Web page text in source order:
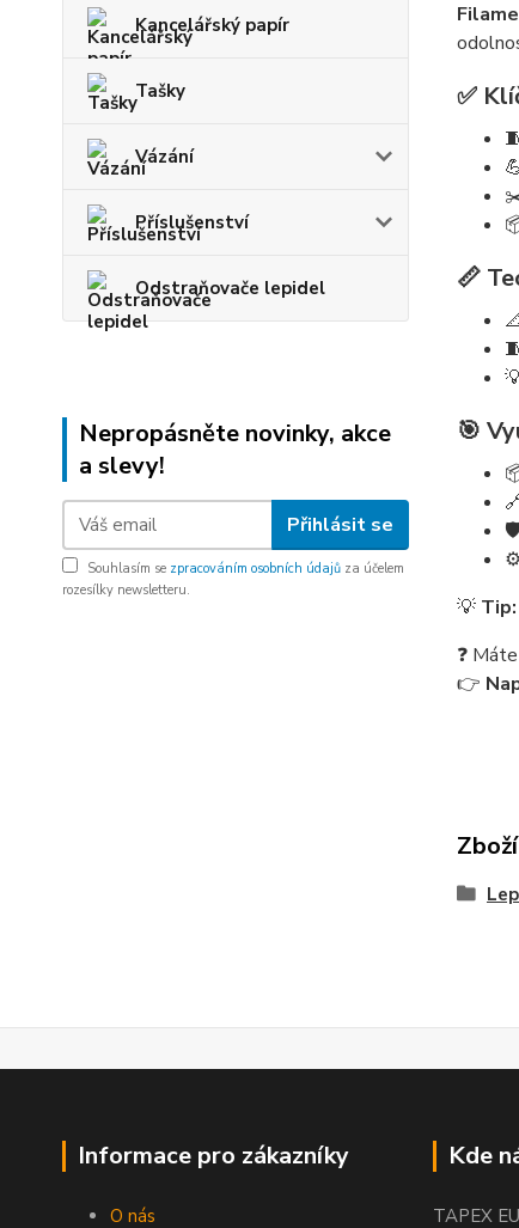
Kancelářský papír
Tašky
Vázání
Příslušenství
Odstraňovače lepidel
Nepropásněte novinky, akce
a slevy!
Přihlásit se
Souhlasím se zpracováním osobních údajů za účelem
rozesílky newsletteru.
✅
📏
🎯
💡 Tip:
❓
👉
Informace pro zákazníky
O nás
Kde
TAPEX